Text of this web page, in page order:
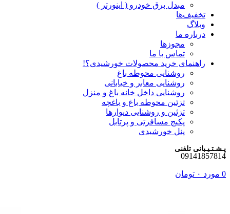
مبدل برق خودرو ( اینورتر )
تخفیف‌ها
وبلاگ
درباره ما
مجوزها
تماس با ما
راهنمای خرید محصولات خورشیدی؟!
روشنایی محوطه باغ
روشنایی معابر و خیابانی
روشنایی داخل خانه باغ و منزل
تزئین محوطه باغ و باغچه
تزئین و روشنایی دیوارها
پکیج مسافرتی و پرتابل
پنل خورشیدی
پـشـتـیـبانی تلفنی
09141857814
0 مورد ۰ تومان